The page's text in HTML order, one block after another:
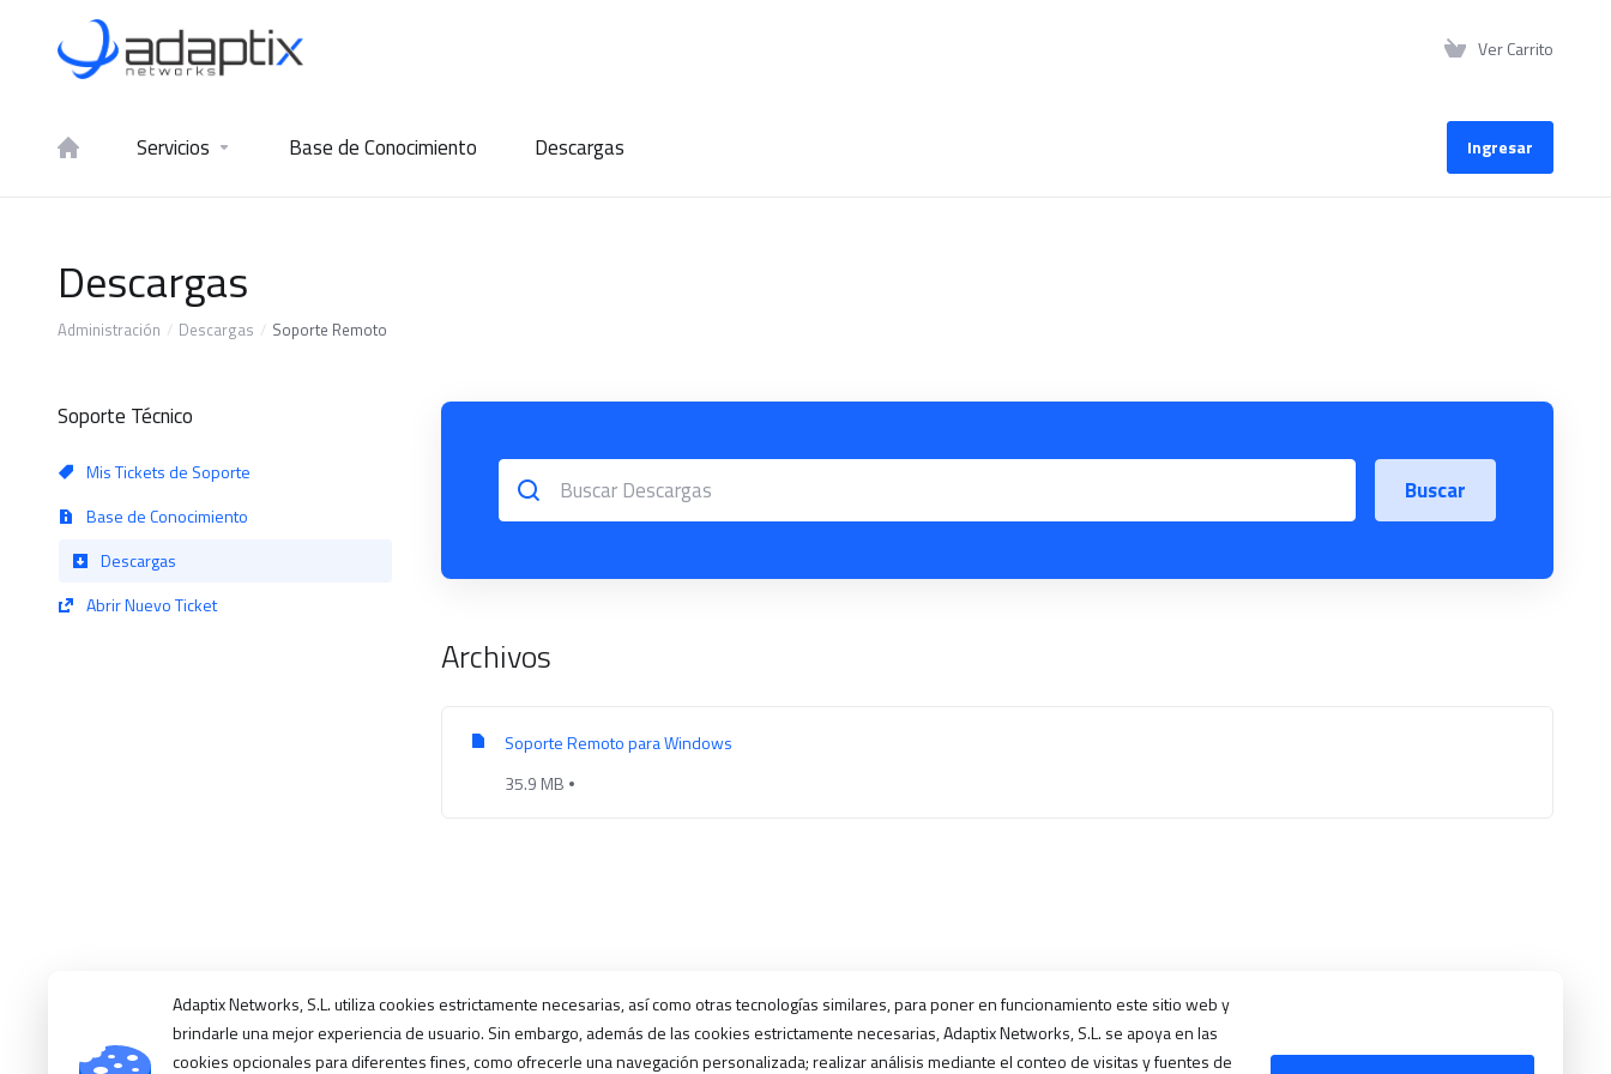
Ver Carrito
Servicios Base de Conocimiento Descargas Ingresar
Descargas
Administración Descargas Soporte Remoto
Soporte Técnico
Mis Tickets de Soporte
Base de Conocimiento
Descargas
Abrir Nuevo Ticket
Buscar
Archivos
Soporte Remoto para Windows
35.9 MB
Adaptix Networks, S.L. utiliza cookies estrictamente necesarias, así como otras tecnologías similares, para poner en funcionamiento este sitio web y
brindarle una mejor experiencia de usuario. Sin embargo, además de las cookies estrictamente necesarias, Adaptix Networks, S.L. se apoya en las
cookies opcionales para diferentes fines, como ofrecerle una navegación personalizada; realizar análisis mediante el conteo de visitas y fuentes de